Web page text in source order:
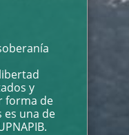
y
forma de
es una de